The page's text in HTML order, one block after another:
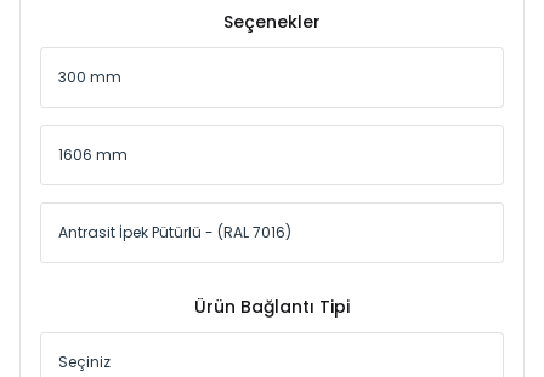
Seçenekler
Ürün Bağlantı Tipi